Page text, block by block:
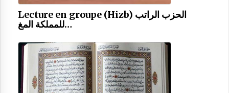
Lecture en groupe (Hizb) الحزب الراتب
للمملكة المغ…